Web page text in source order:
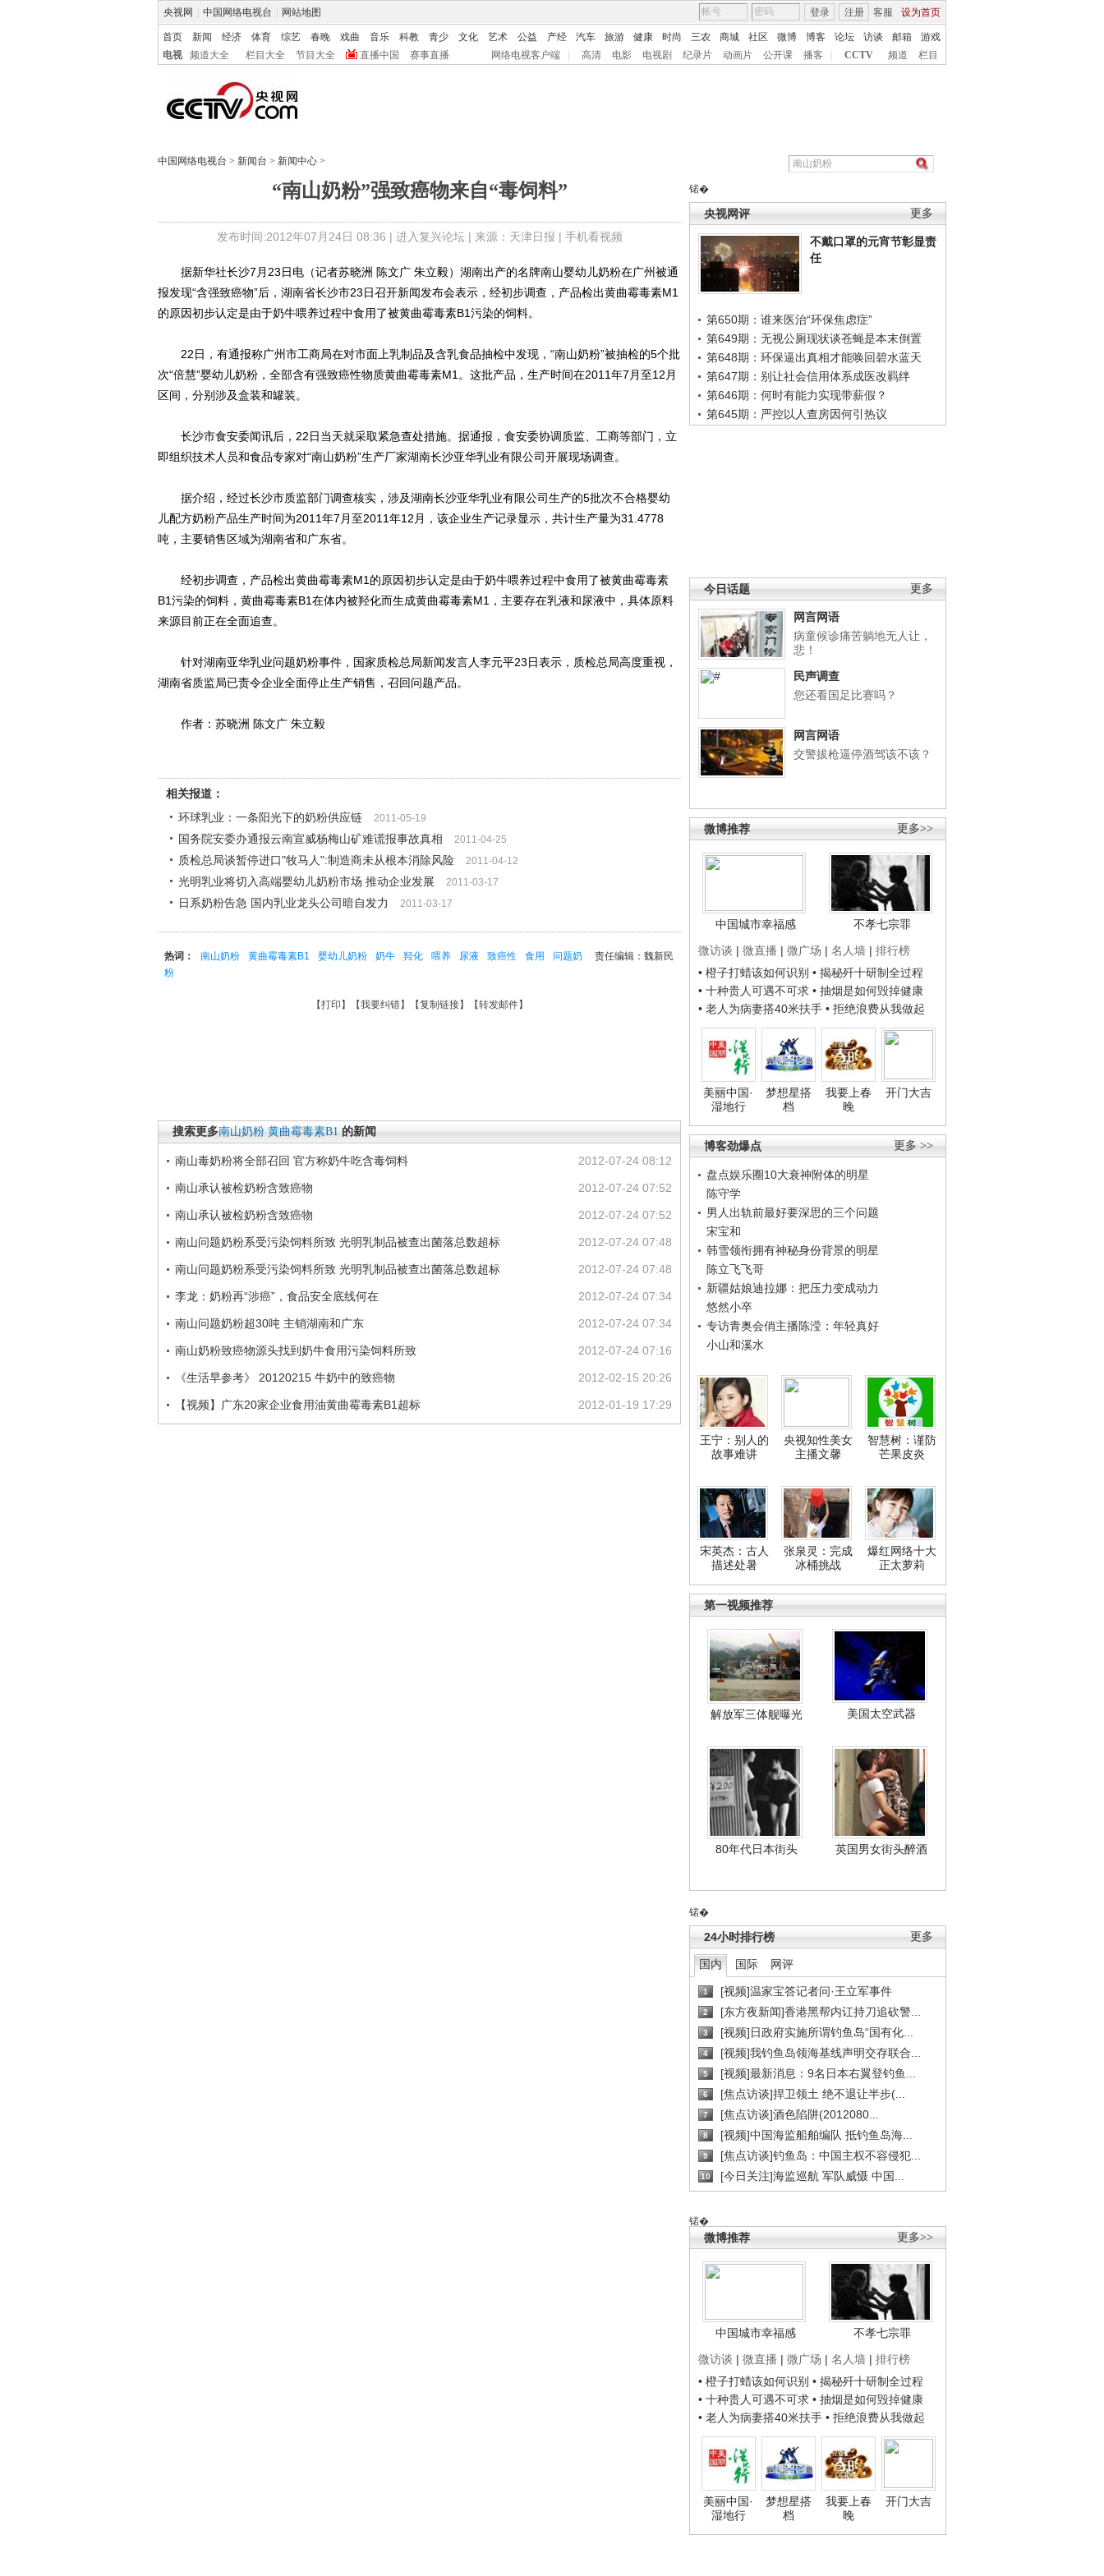
央视网 中国网络电视台 网站地图 客服 设为首页
登录 注册
首页 新闻 经济 体育 综艺 春晚 戏曲 音乐 科教 青少 文化 艺术 公益 产经 汽车 旅游 健康 时尚 三农 商城 社区 微博 博客 论坛 访谈 邮箱
游戏
电视
频道大全 栏目大全 节目大全 直播中国 赛事直播 网络电视客户端 高清 电影 电视剧 纪录片 动画片 公开课 播客 CCTV 频道 栏目
中国网络电视台 > 新闻台 > 新闻中心 >
“南山奶粉”强致癌物来自“毒饲料”
发布时间:2012年07月24日 08:36 | 进入复兴论坛| 来源：天津日报 | 手机看视频
锘�
更多
央视网评
不戴口罩的元宵节彰显责
任
第650期：谁来医治“环保焦虑症”
第649期：无视公厕现状谈苍蝇是本末倒置
第648期：环保逼出真相才能唤回碧水蓝天
第647期：别让社会信用体系成医改羁绊
第646期：何时有能力实现带薪假？
第645期：严控以人查房因何引热议
更多
今日话题
网言网语
病童候诊痛苦躺地无人让，
悲！
民声调查
您还看国足比赛吗？
网言网语
交警拔枪逼停酒驾该不该？
更多>>
微博推荐
中国城市幸福感
不孝七宗罪
微访谈 | 微直播 | 微广场 | 名人墙 | 排行榜
• 橙子打蜡该如何识别 • 揭秘歼十研制全过程
• 十种贵人可遇不可求 • 抽烟是如何毁掉健康
• 老人为病妻搭40米扶手 • 拒绝浪费从我做起
美丽中国·
湿地行
梦想星搭
档
我要上春
晚
开门大吉
更多 >>
博客劲爆点
盘点娱乐圈10大衰神附体的明星
陈守学
男人出轨前最好要深思的三个问题
宋宝和
韩雪领衔拥有神秘身份背景的明星
陈立飞飞哥
新疆姑娘迪拉娜：把压力变成动力
悠然小卒
专访青奥会俏主播陈滢：年轻真好
小山和溪水
王宁：别人的
故事难讲
央视知性美女
主播文馨
智慧树：谨防
芒果皮炎
宋英杰：古人
描述处暑
张泉灵：完成
冰桶挑战
爆红网络十大
正太萝莉
第一视频推荐
解放军三体舰曝光 美国太空武器
80年代日本街头 英国男女街头醉酒
锘�
更多
24小时排行榜
国内 国际 网评
1 [视频]温家宝答记者问·王立军事件
2 [东方夜新闻]香港黑帮内讧持刀追砍警...
3 [视频]日政府实施所谓钓鱼岛“国有化...
4 [视频]我钓鱼岛领海基线声明交存联合...
5 [视频]最新消息：9名日本右翼登钓鱼...
6 [焦点访谈]捍卫领土 绝不退让半步(...
7 [焦点访谈]酒色陷阱(2012080...
8 [视频]中国海监船舶编队 抵钓鱼岛海...
9 [焦点访谈]钓鱼岛：中国主权不容侵犯...
10 [今日关注]海监巡航 军队威慑 中国...
锘�
更多>>
微博推荐
中国城市幸福感
不孝七宗罪
微访谈 | 微直播 | 微广场 | 名人墙 | 排行榜
• 橙子打蜡该如何识别 • 揭秘歼十研制全过程
• 十种贵人可遇不可求 • 抽烟是如何毁掉健康
• 老人为病妻搭40米扶手 • 拒绝浪费从我做起
美丽中国·
湿地行
梦想星搭
档
我要上春
晚
开门大吉
据新华社长沙7月23日电（记者苏晓洲 陈文广 朱立毅）湖南出产的名牌南山婴幼儿奶粉在广州被通
报发现“含强致癌物”后，湖南省长沙市23日召开新闻发布会表示，经初步调查，产品检出黄曲霉毒素M1
的原因初步认定是由于奶牛喂养过程中食用了被黄曲霉毒素B1污染的饲料。
22日，有通报称广州市工商局在对市面上乳制品及含乳食品抽检中发现，“南山奶粉”被抽检的5个批
次“倍慧”婴幼儿奶粉，全部含有强致癌性物质黄曲霉毒素M1。这批产品，生产时间在2011年7月至12月
区间，分别涉及盒装和罐装。
长沙市食安委闻讯后，22日当天就采取紧急查处措施。据通报，食安委协调质监、工商等部门，立
即组织技术人员和食品专家对“南山奶粉”生产厂家湖南长沙亚华乳业有限公司开展现场调查。
据介绍，经过长沙市质监部门调查核实，涉及湖南长沙亚华乳业有限公司生产的5批次不合格婴幼
儿配方奶粉产品生产时间为2011年7月至2011年12月，该企业生产记录显示，共计生产量为31.4778
吨，主要销售区域为湖南省和广东省。
经初步调查，产品检出黄曲霉毒素M1的原因初步认定是由于奶牛喂养过程中食用了被黄曲霉毒素
B1污染的饲料，黄曲霉毒素B1在体内被羟化而生成黄曲霉毒素M1，主要存在乳液和尿液中，具体原料
来源目前正在全面追查。
针对湖南亚华乳业问题奶粉事件，国家质检总局新闻发言人李元平23日表示，质检总局高度重视，
湖南省质监局已责令企业全面停止生产销售，召回问题产品。
作者：苏晓洲 陈文广 朱立毅
相关报道：
环球乳业：一条阳光下的奶粉供应链
2011-05-19
国务院安委办通报云南宣威杨梅山矿难谎报事故真相 2011-04-25
质检总局谈暂停进口"牧马人":制造商未从根本消除风险 2011-04-12
光明乳业将切入高端婴幼儿奶粉市场 推动企业发展 2011-03-17
日系奶粉告急 国内乳业龙头公司暗自发力 2011-03-17
责任编辑：魏新民
热词： 南山奶粉 黄曲霉毒素B1 婴幼儿奶粉 奶牛 羟化 喂养 尿液 致癌性 食用
问题奶
粉
【打印 】【我要纠错】【复制链接】【转发邮件】
搜索更多南山奶粉 黄曲霉毒素B1 的新闻
2012-07-24 08:12
南山毒奶粉将全部召回 官方称奶牛吃含毒饲料
2012-07-24 07:52
南山承认被检奶粉含致癌物
2012-07-24 07:52
南山承认被检奶粉含致癌物
2012-07-24 07:48
南山问题奶粉系受污染饲料所致 光明乳制品被查出菌落总数超标
2012-07-24 07:48
南山问题奶粉系受污染饲料所致 光明乳制品被查出菌落总数超标
2012-07-24 07:34
李龙：奶粉再“涉癌”，食品安全底线何在
2012-07-24 07:34
南山问题奶粉超30吨 主销湖南和广东
2012-07-24 07:16
南山奶粉致癌物源头找到奶牛食用污染饲料所致
2012-02-15 20:26
《生活早参考》 20120215 牛奶中的致癌物
2012-01-19 17:29
【视频】广东20家企业食用油黄曲霉毒素B1超标